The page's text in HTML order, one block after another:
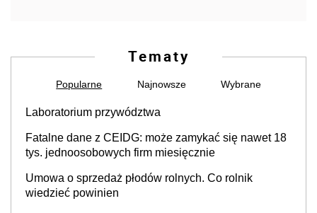
Tematy
Popularne Najnowsze Wybrane
Laboratorium przywództwa
Fatalne dane z CEIDG: może zamykać się nawet 18
tys. jednoosobowych firm miesięcznie
Umowa o sprzedaż płodów rolnych. Co rolnik
wiedzieć powinien